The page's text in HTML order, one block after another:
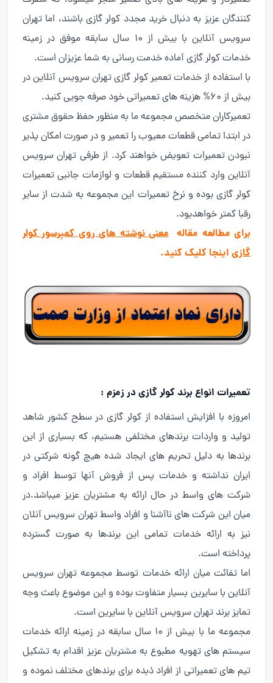
کنندگان عزیز به دنبال خرید مجدد کولر گازی باشند، اما تهران
سرویس آنلاین با بیش از ۱۰ سال سابقه موفق در زمینه
خدمات کولر گازی آماده خدمت رسانی به شما عزیزان است.
با استفاده از خدمات تعمیر کولر گازی تهران سرویس آنلاین در
بیش از ۶۰% هزینه های تعمیراتی خود صرفه جویی کنید.
تعمیرکاران متخصص مجموعه ما به منظور حفظ حقوق مشتری
در ابتدا تمامی قطعات معیوب را تعمیر و در صورت امکان پذیر
نبودن تعمیرات تعویض خواهند کرد. از طرفی تهران سرویس
آنلاین وارد کننده مستقیم قطعات و لوازمات جانبی تعمیرات
کولر گازی بوده و نرخ تعمیرات این مجموعه به شدت از سایر
رقبا کمتر خواهدبود.
برای مطالعه مقالهمعنی نوشته های روی کمپرسور کولر
گازی اینجا کلیک کنید.
تعمیرات انواع برند کولر گازی در زمزم :
امروزه با افزایش استفاده از کولر گازی در سطح کشور شاهد
تولید و واردات برندهای مختلفی هستیم، که بسیاری از این
برندها به دلیل تحریم های ایجاد شده هیچ گونه شرکتی در
ایران نداشته و خدمات پس از فروش آنها توسط افراد و
شرکت های واسط در حال ارائه به مشتریان عزیز میباشد.در
میان این شرکت های ناآشنا و افراد واسط تهران سرویس آنلان
نیز به ارائه خدمات تمامی این برندها به صورت گسترده
پرداخته است.
اما تفائت میان ارائه خدمات توسط مجموعه تهران سرویس
آنلاین با سایرین بسیار متفاوت بوده و این موضوع باعث وجه
تمایز برند تهران سرویس آنلاین با سایرین است.
مجموعه ما با بیش از ۱۰ سال سابقه در زمینه ارائه خدمات
سیستم های تهویه مطبوع به مشتریان عزیز اقدام به تشکیل
تیم های تعمیراتی از افراد ذبده برای برندهای مختلف نموده و